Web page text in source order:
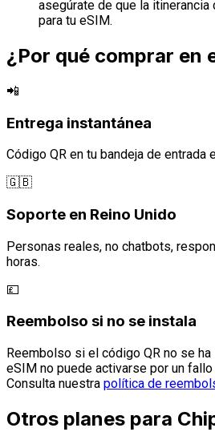
asegúrate de que la
para tu eSIM.
¿Por qué comprar en
📲
Entrega instantánea
Código QR en tu bandeja de entrada
🇬🇧
Soporte en Reino Unido
Personas reales, no chatbots,
horas.
💷
Reembolso si no se instala
Reembolso si el código QR no se
eSIM no puede activarse por un
Consulta nuestra política de
Otros planes para